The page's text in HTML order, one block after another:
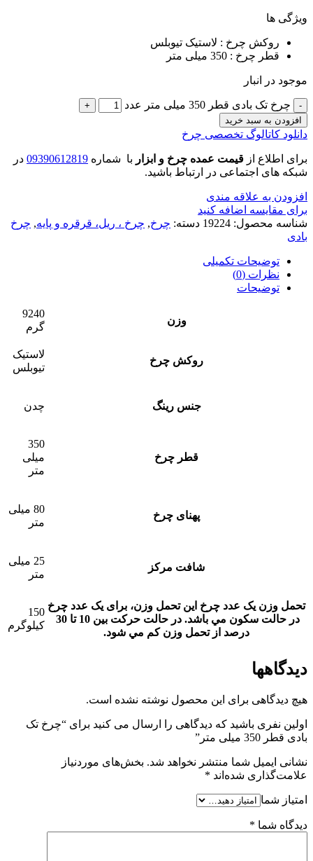
ویژگی ها
روکش چرخ : لاستیک تیوبلس
قطر چرخ : 350 میلی متر
موجود در انبار
چرخ تک بادی قطر 350 میلی متر عدد
افزودن به سبد خرید
دانلود کاتالوگ تخصصی چرخ
برای اطلاع از قیمت عمده چرخ و ابزار با شماره 09390612819 در
شبکه های اجتماعی در ارتباط باشید.
افزودن به علاقه مندی
برای مقایسه اضافه کنید
شناسه محصول: 19224 دسته: چرخ, چرخ ، ریل، قرقره و پایه, چرخ
بادی
توضیحات تکمیلی
نظرات (0)
توضیحات
وزن
9240
گرم
روکش چرخ
لاستیک
تیوبلس
جنس رینگ چدن
قطر چرخ
350
میلی
متر
پهنای چرخ
80 میلی
متر
شافت مرکز
25 میلی
متر
تحمل وزن یک عدد چرخ این تحمل وزن، برای يک عدد چرخ
درصد از تحمل وزن کم مي شود.
150
کیلوگرم
دیدگاهها
هیچ دیدگاهی برای این محصول نوشته نشده است.
اولین نفری باشید که دیدگاهی را ارسال می کنید برای “چرخ تک
بادی قطر 350 میلی متر”
نشانی ایمیل شما منتشر نخواهد شد. بخش‌های موردنیاز
علامت‌گذاری شده‌اند *
امتیاز شما
دیدگاه شما *